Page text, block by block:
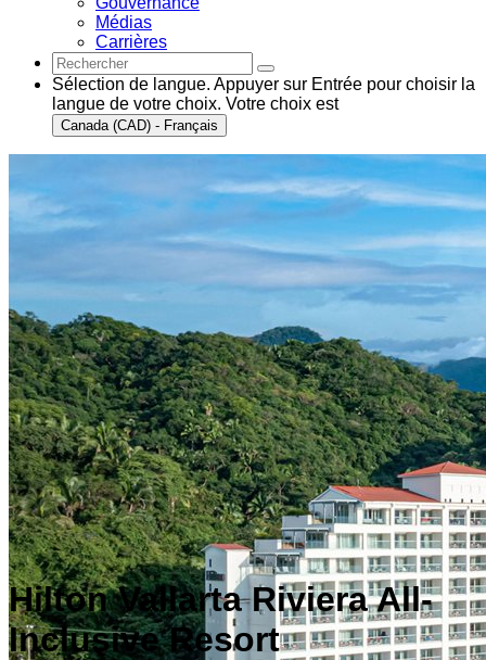
Médias
Carrières
Sélection de langue. Appuyer sur Entrée pour choisir la
langue de votre choix. Votre choix est
Canada (CAD) - Français
Hilton Vallarta Riviera All-
Inclusive Resort